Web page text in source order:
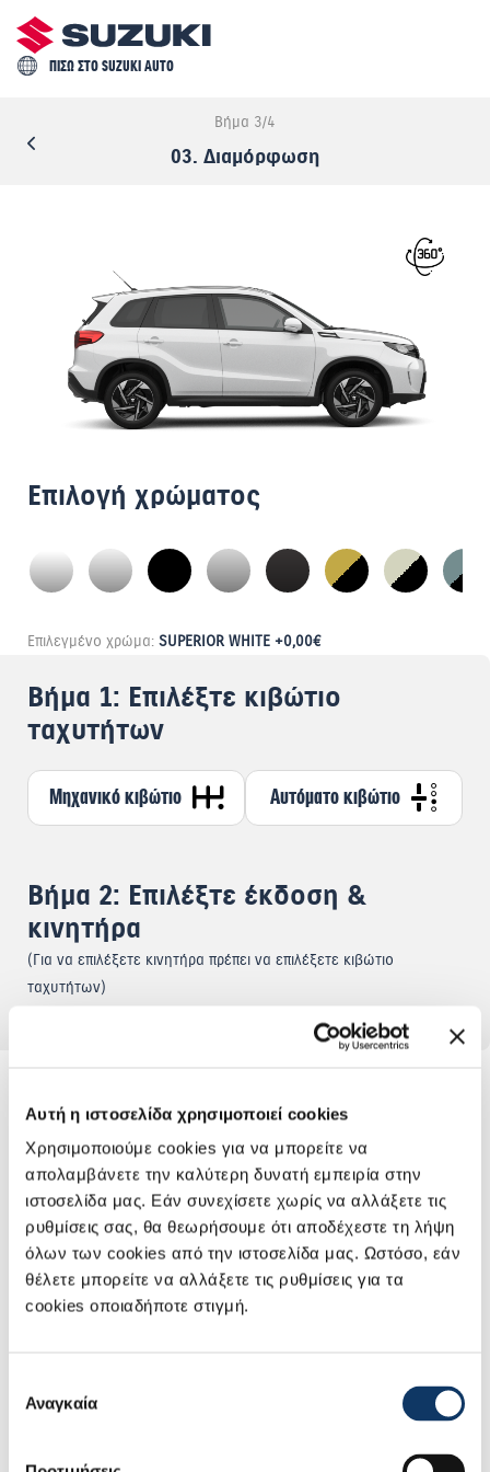
Αυτή η ιστοσελίδα χρησιμοποιεί cookies
Χρησιμοποιούμε cookies για να μπορείτε να
απολαμβάνετε την καλύτερη δυνατή εμπειρία στην
ιστοσελίδα μας. Εάν συνεχίσετε χωρίς να αλλάξετε τις
ρυθμίσεις σας, θα θεωρήσουμε ότι αποδέχεστε τη λήψη
όλων των cookies από την ιστοσελίδα μας. Ωστόσο, εάν
θέλετε μπορείτε να αλλάξετε τις ρυθμίσεις για τα
cookies οποιαδήποτε στιγμή.
συγκατάθεσης
Αναγκαία
ΠΙΣΩ ΣΤΟ SUZUKI AUTO
Βήμα 3/4
03. Διαμόρφωση
Επιλογή χρώματος
Επιλεγμένο χρώμα: SUPERIOR WHITE +0,00€
Βήμα 1: Επιλέξτε κιβώτιο
ταχυτήτων
Μηχανικό κιβώτιο Αυτόματο κιβώτιο
Βήμα 2: Επιλέξτε έκδοση &
κινητήρα
(Για να επιλέξετε κινητήρα πρέπει να επιλέξετε κιβώτιο
ταχυτήτων)
Άλλες πληροφορίες
Εξωτερικό Εσωτερικό Τεχνολογίες Eγγύηση